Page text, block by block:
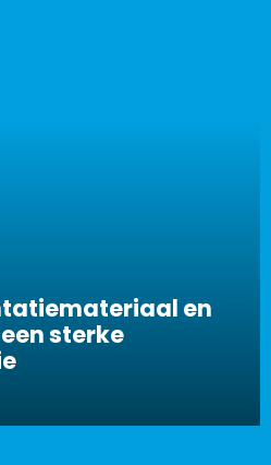
en
sterke